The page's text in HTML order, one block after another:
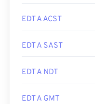
EDT A ACST
EDT A SAST
EDT A NDT
EDT A GMT